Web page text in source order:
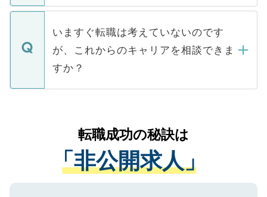
関を公にしてしまうと、応募が殺到する場
に、医療機関が求める条件に合った人材の
みを人材紹介会社に依頼するケースが増え
ています。
定を承諾する必要はありません。内定先へ
の辞退の連絡はキャリアパートナーが行い
個人情報が漏えいすることはありませんの
で、ご安心ください。当サイトからの登録
などで収集したご登録者様の個人情報は、
ご本人のキャリアアップおよび転職活動の
支援を目的に使用いたします。お預かりし
ているすべての個人データはご本人の許可
は、個人情報の取り扱いについての厳密な
管理基準を満たした事業者のみに付与され
る、プライバシーマークを取得済みです。
いますぐ転職は考えていないのです
が、これからのキャリアを相談できま
すか？
かがいして、現在の医療機関の状況や紹介
経験をまじえながら、適切なアドバイスを
させていただきます。すぐにご転職をされ
ない方には、長期的なサポートが可能です
ので、まずはご登録ください。
転職成功の秘訣は
「非公開求人」